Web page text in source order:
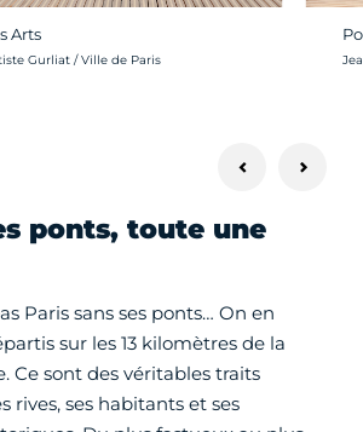
Arts
: Gurliat / Ville de Paris
ponts, toute une
Paris sans ses ponts… On en
sur les 13 kilomètres de la
Ce sont des véritables traits
rives, ses habitants et ses